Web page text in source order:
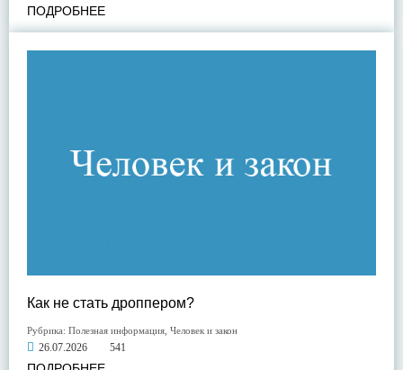
ПОДРОБНЕЕ
Как не стать дроппером?
Рубрика: Полезная информация Человек и закон
26.07.2026 541